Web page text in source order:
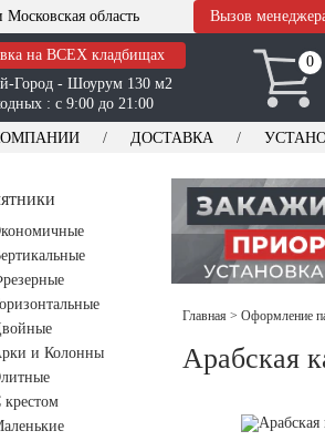
область Вызов
на ВСЕХ кладбищах
Город - Шоурум 130 м2
: с 9:00 до 21:00
0
0
ДОСТАВКА
и Колонны
крестом
Главная > Оформление
Арабская